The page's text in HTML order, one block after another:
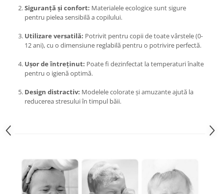
Cantarire
Cantare comerciale
Cantare Corporale
Aparate de spalat cu presiune si
Accesorii aparatele de spalat cu
Aparate de spalat cu presiune
Instalatii sanitare
Baterii baie
Baterii cada
Baterii electrice
Baterii lavoar
Siguranță și confort: Materialele ecologice sunt sigure
pentru pielea sensibilă a copilului.
Utilizare versatilă: Potrivit pentru copii de toate vârstele (0-
12 ani), cu o dimensiune reglabilă pentru o potrivire perfectă.
Ușor de întreținut: Poate fi dezinfectat la temperaturi înalte
pentru o igienă optimă.
Design distractiv: Modelele colorate și amuzante ajută la
reducerea stresului în timpul băii.